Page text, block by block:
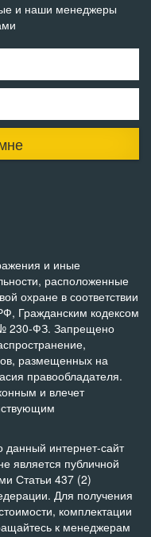
и наши менеджеры
и иные
расположенные
охране в соответствии
Гражданским кодексом
230-ФЗ. Запрещено
размещенных на
правообладателя.
и влечет
интернет-сайт
является публичной
Статьи 437 (2)
Для получения
комплектации
к менеджерам